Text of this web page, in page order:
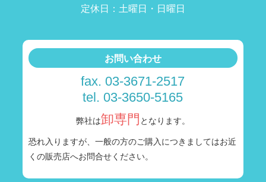
定休日：土曜日・日曜日
お問い合わせ
fax. 03-3671-2517
tel. 03-3650-5165
弊社は卸専門 となります。
恐れ入りますが、一般の方のご購入につきましてはお近
くの販売店へお問合せください。